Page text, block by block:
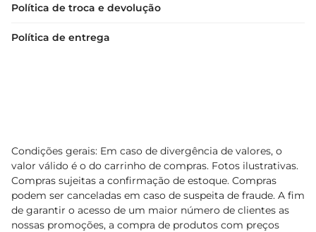
recomendase consumir em até 5 dias para
Política de troca e devolução
Política de entrega
Condições gerais: Em caso de divergência de valores, o
valor válido é o do carrinho de compras. Fotos ilustrativas.
Compras sujeitas a confirmação de estoque. Compras
podem ser canceladas em caso de suspeita de fraude. A fim
de garantir o acesso de um maior número de clientes as
nossas promoções, a compra de produtos com preços